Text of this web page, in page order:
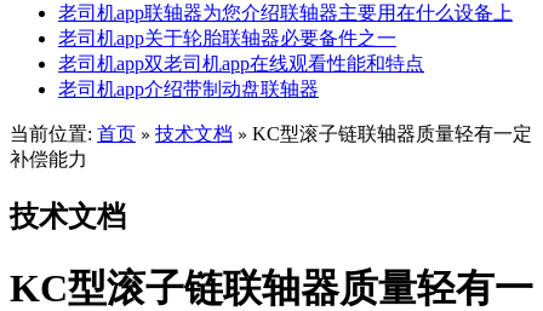
老司机app联轴器为您介绍联轴器主要用在什么设备上
老司机app关于轮胎联轴器必要备件之一
老司机app双老司机app在线观看性能和特点
老司机app介绍带制动盘联轴器
当前位置: 首页 » 技术文档 » KC型滚子链联轴器质量轻有一定
补偿能力
技术文档
KC型滚子链联轴器质量轻有一